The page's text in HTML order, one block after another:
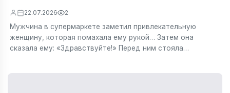
22.07.2026 2
Мужчина в супермаркете заметил привлекательную
женщину, которая помахала ему рукой… Затем она
сказала ему: «Здравствуйте!» Перед ним стояла…